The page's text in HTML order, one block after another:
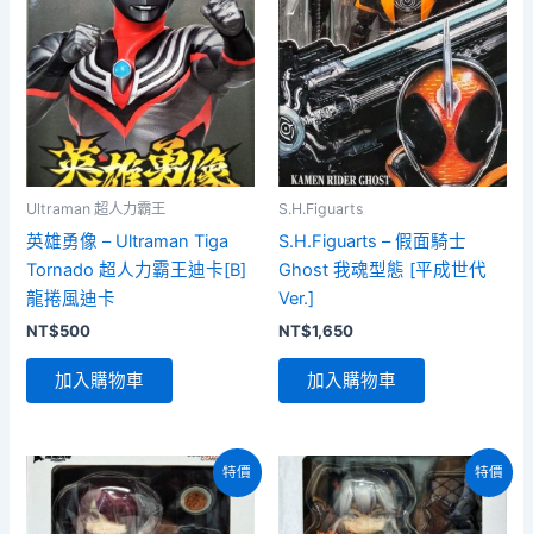
Ultraman 超人力霸王
英雄勇像 – Ultraman Tiga
Tornado 超人力霸王迪卡[B]
龍捲風迪卡
NT$500
加入購物車
S.H.Figuarts
S.H.Figuarts – 假面騎士
Ghost 我魂型態 [平成世代
Ver.]
NT$1,650
加入購物車
特價 特價